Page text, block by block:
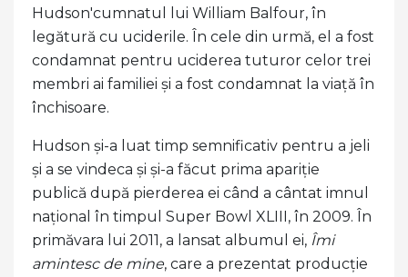
Hudson'cumnatul lui William Balfour, în
legătură cu uciderile. În cele din urmă, el a fost
condamnat pentru uciderea tuturor celor trei
membri ai familiei și a fost condamnat la viață în
închisoare.
Hudson și-a luat timp semnificativ pentru a jeli
și a se vindeca și și-a făcut prima apariție
publică după pierderea ei când a cântat imnul
național în timpul Super Bowl XLIII, în 2009. În
primăvara lui 2011, a lansat albumul ei, Îmi
amintesc de mine, care a prezentat producție